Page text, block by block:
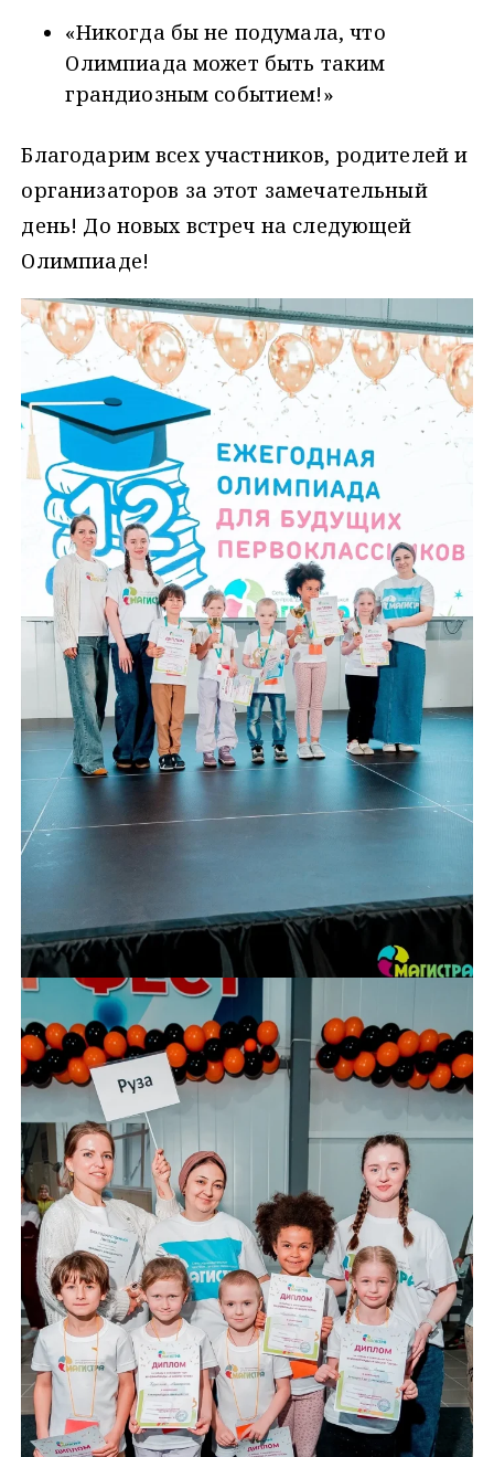
«Никогда бы не подумала, что
Олимпиада может быть таким
грандиозным событием!»
Благодарим всех участников, родителей и
организаторов за этот замечательный
день! До новых встреч на следующей
Олимпиаде!